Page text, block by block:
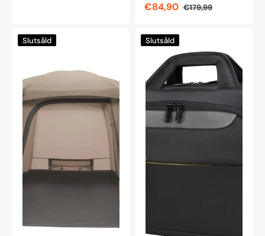
Reapris
€84,90
Ordinarie
€179,99
Easy
Camp
personerstält
Slutsåld
Targus
CityGear
toppmatad
laptopväska,
svart
Slutsåld